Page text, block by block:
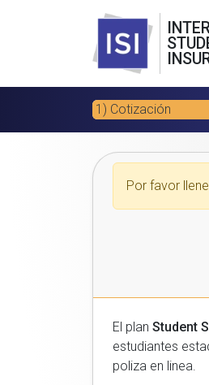
1) Cotización
Por favor
El plan Student
estudiantes estadounidenses en al extranjero. Por
poliza en linea.